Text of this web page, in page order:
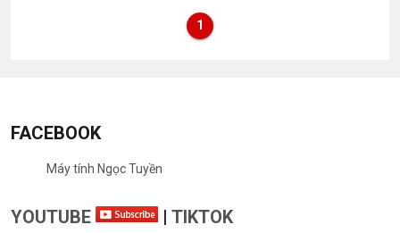
1
FACEBOOK
Máy tính Ngọc Tuyền
YOUTUBE | TIKTOK